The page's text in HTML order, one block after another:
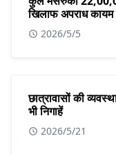
खिलाफ अपराध कायम
2026/5/5
छात्रावासों की
भी निगाहें
2026/5/21